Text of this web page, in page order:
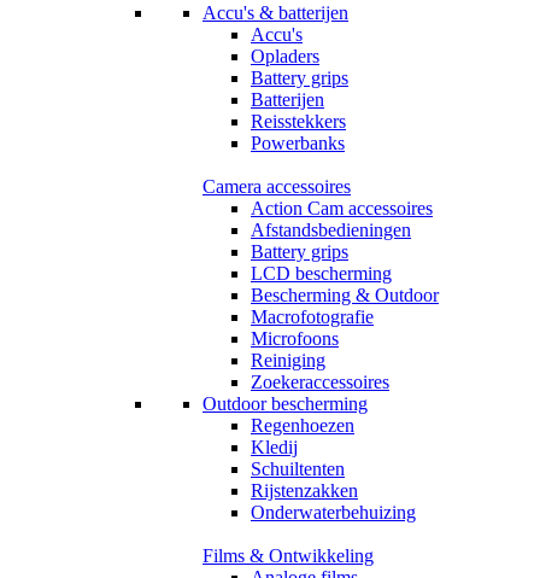
Accu's & batterijen
Accu's
Opladers
Battery grips
Batterijen
Reisstekkers
Powerbanks
Camera accessoires
Action Cam accessoires
Afstandsbedieningen
Battery grips
LCD bescherming
Bescherming & Outdoor
Macrofotografie
Microfoons
Reiniging
Zoekeraccessoires
Outdoor bescherming
Regenhoezen
Kledij
Schuiltenten
Rijstenzakken
Onderwaterbehuizing
Films & Ontwikkeling